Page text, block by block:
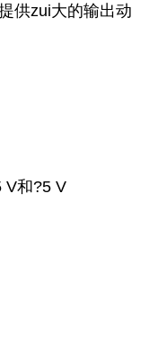
供zui大的输出动
V和?5 V